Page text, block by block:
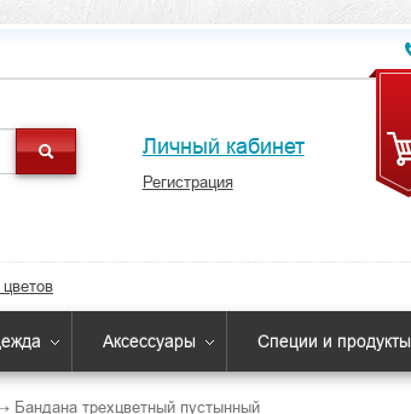
Личный кабинет
Регистрация
Аксессуары Специи и продукты
Бандана трехцветный пустынный